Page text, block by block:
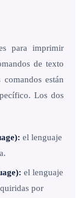
para imprimir
de texto
están
Los dos
el lenguaje
el lenguaje
por